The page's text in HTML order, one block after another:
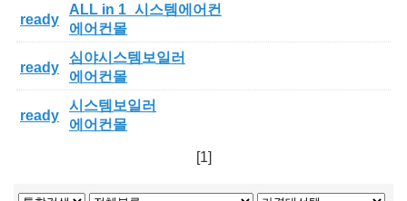
ready
ALL in 1_시스템에어컨
에어컨몰
ready
심야시스템보일러
에어컨몰
ready
시스템보일러
에어컨몰
[1]